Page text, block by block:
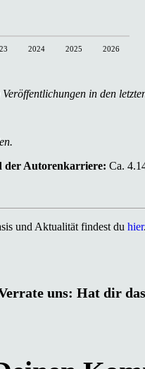
2024 2025 2026
in den
der Autorenkarriere: Ca.
und Aktualität findest du hier
uns: Hat dir